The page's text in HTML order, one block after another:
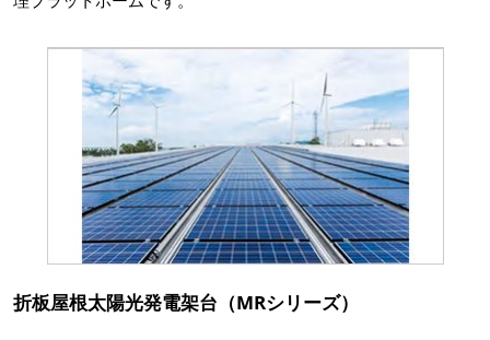
折板屋根太陽光発電架台（MRシリーズ）